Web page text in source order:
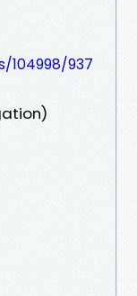
937